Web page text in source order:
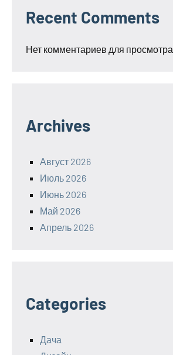
Recent Comments
Нет комментариев для просмотра.
Archives
Август 2026
Июль 2026
Июнь 2026
Май 2026
Апрель 2026
Categories
Дача